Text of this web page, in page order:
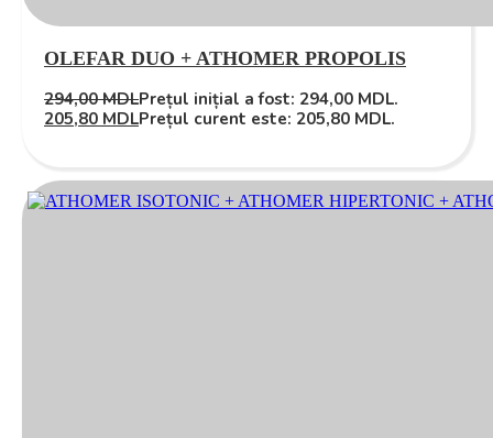
OLEFAR DUO + ATHOMER PROPOLIS
294,00MDLPrețul inițial a fost: 294,00 MDL.
205,80 MDLPrețul curent este: 205,80 MDL.